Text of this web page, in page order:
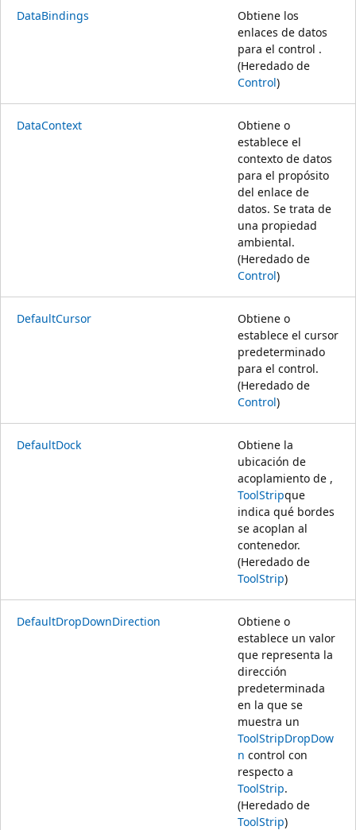
DataBindings
Obtiene los
enlaces de datos
para el control .
(Heredado de
Control)
DataContext
Obtiene o
establece el
contexto de datos
para el propósito
del enlace de
datos. Se trata de
una propiedad
ambiental.
(Heredado de
Control)
DefaultCursor
Obtiene o
establece el cursor
predeterminado
para el control.
(Heredado de
Control)
DefaultDock
Obtiene la
ubicación de
acoplamiento de ,
ToolStripque
indica qué bordes
se acoplan al
contenedor.
(Heredado de
ToolStrip)
DefaultDropDownDirection
Obtiene o
establece un valor
que representa la
dirección
predeterminada
en la que se
muestra un
ToolStripDropDow
n control con
respecto a
ToolStrip.
(Heredado de
ToolStrip)